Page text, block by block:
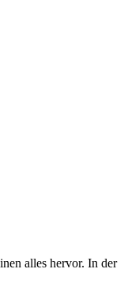
alles hervor. In der